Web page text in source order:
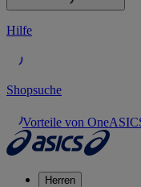
Hilfe
Shopsuche
Vorteile von
Herren